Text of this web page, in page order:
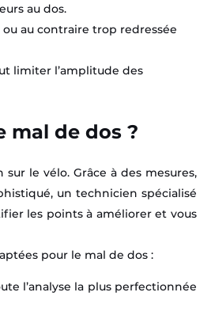
au dos.
au contraire trop redressée
limiter l’amplitude des
mal de dos ?
le vélo. Grâce à des mesures,
un technicien spécialisé
les points à améliorer et vous
pour le mal de dos :
l’analyse la plus perfectionnée